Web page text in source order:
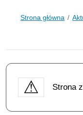
Strona główna
Strona